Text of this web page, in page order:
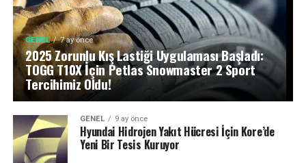
GENEL 7 ay önce
2025 Zorunlu Kış Lastiği Uygulaması Başladı:
TOGG T10X İçin Petlas Snowmaster 2 Sport
Tercihimiz Oldu!
GENEL 9 ay önce
Hyundai Hidrojen Yakıt Hücresi İçin Kore’de
Yeni Bir Tesis Kuruyor